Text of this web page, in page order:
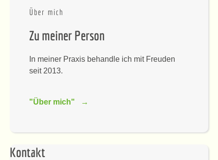
Über mich
Zu meiner Person
In meiner Praxis behandle ich mit Freuden
seit 2013.
"Über mich" →
Kontakt